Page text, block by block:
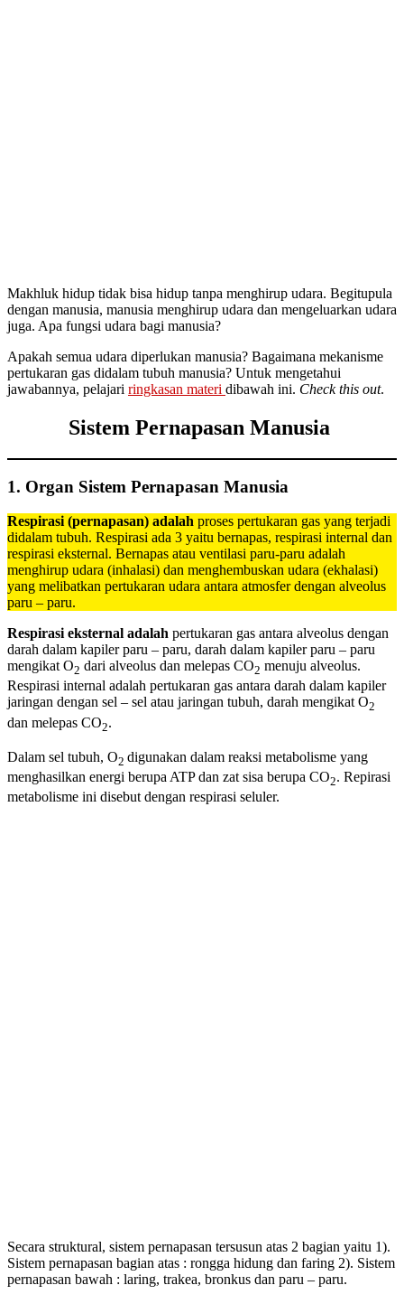
Makhluk hidup tidak bisa hidup tanpa menghirup udara. Begitupula
dengan manusia, manusia menghirup udara dan mengeluarkan udara
juga. Apa fungsi udara bagi manusia?
Apakah semua udara diperlukan manusia? Bagaimana mekanisme
pertukaran gas didalam tubuh manusia? Untuk mengetahui
jawabannya, pelajari ringkasan materi dibawah ini. Check this out.
Sistem Pernapasan Manusia
1. Organ Sistem Pernapasan Manusia
Respirasi (pernapasan) adalah proses pertukaran gas yang terjadi
didalam tubuh. Respirasi ada 3 yaitu bernapas, respirasi internal dan
respirasi eksternal. Bernapas atau ventilasi paru-paru adalah
menghirup udara (inhalasi) dan menghembuskan udara (ekhalasi)
yang melibatkan pertukaran udara antara atmosfer dengan alveolus
paru – paru.
Respirasi eksternal adalah pertukaran gas antara alveolus dengan
darah dalam kapiler paru – paru, darah dalam kapiler paru – paru
mengikat O2 dari alveolus dan melepas CO2 menuju alveolus.
Respirasi internal adalah pertukaran gas antara darah dalam kapiler
jaringan dengan sel – sel atau jaringan tubuh, darah mengikat O2
dan melepas CO2.
Dalam sel tubuh, O2 digunakan dalam reaksi metabolisme yang
menghasilkan energi berupa ATP dan zat sisa berupa CO2. Repirasi
metabolisme ini disebut dengan respirasi seluler.
Secara struktural, sistem pernapasan tersusun atas 2 bagian yaitu 1).
Sistem pernapasan bagian atas : rongga hidung dan faring 2). Sistem
pernapasan bawah : laring, trakea, bronkus dan paru – paru.